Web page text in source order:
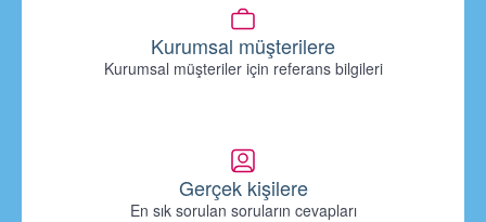
Kurumsal müşterilere
Kurumsal müşteriler için referans bilgileri
Gerçek kişilere
En sık sorulan soruların cevapları